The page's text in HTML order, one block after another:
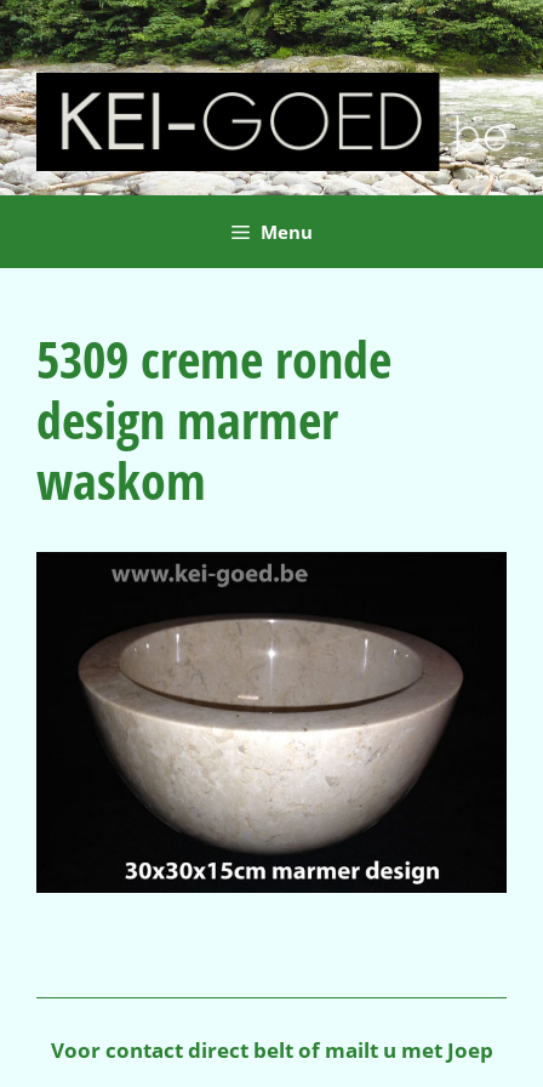
Ga
naar
de
inhoud
Menu
5309 creme ronde
design marmer
waskom
Voor contact direct belt of mailt u met Joep